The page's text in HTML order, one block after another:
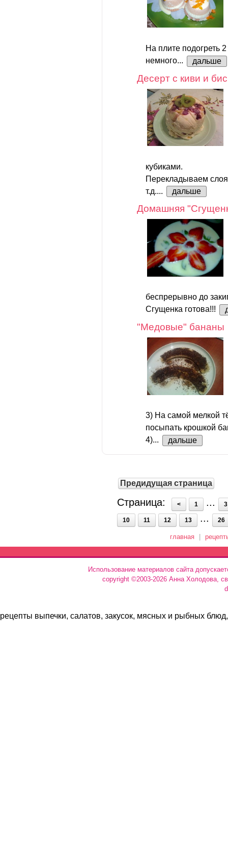
На плите подогреть
немного...
дальше
Десерт с киви и
кубиками.
Перекладываем
т.д....
дальше
Домашняя
беспрерывно до
Сгущенка готова!!!
"Медовые" бананы
3) На самой мелкой
посыпать крошкой
4)...
дальше
Предидущая страница
Страница: < 1 ... 3
10 11 12 13 ... 26
главная
Использование материалов сайта
copyright ©2003-2026 Анна Холодова,
рецепты выпечки, салатов, закусок, мясных и рыбных